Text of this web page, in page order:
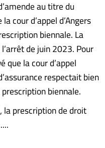
au titre du
cour d’appel d’Angers
biennale. La
de juin 2023. Pour
que la cour d’appel
respectait bien
biennale.
la prescription de droit